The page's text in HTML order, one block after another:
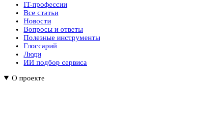
IT-профессии
Все статьи
Новости
Вопросы и ответы
Полезные инструменты
Глоссарий
Люди
ИИ подбор сервиса
О проекте